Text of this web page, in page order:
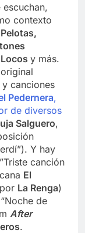
contexto
y más.
original
canciones
Pedernera,
de diversos
Salguero,
Y hay
canción
El
La Renga)
de
After
.